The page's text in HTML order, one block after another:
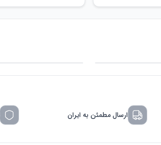
ارسال مطمئن به ایران